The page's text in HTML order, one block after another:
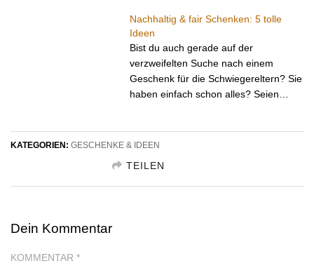
Nachhaltig & fair Schenken: 5 tolle
Ideen
Bist du auch gerade auf der
verzweifelten Suche nach einem
Geschenk für die Schwiegereltern? Sie
haben einfach schon alles? Seien…
KATEGORIEN: GESCHENKE & IDEEN
TEILEN
GESCHENKIDEE TEILEN TWITTER
GESCHENKIDEE TEILEN GOOGLE
Dein Kommentar
KOMMENTAR *